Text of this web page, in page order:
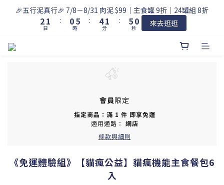
🎉五行泥真行🎉 7/8－8/31 肉泥 $99｜主食罐 9折｜24罐組 8折
3
2
1
2
1
0
日
:
1
0
6
5
4
時
:
5
4
3
2
1
0
分
:
6
5
4
1
0
秒 來去逛逛
會員限定
指定商品：滿 1 件 即享免運
適用通路： 網店
條款與細則
《免運體驗組》【貓瘋公益】貓瘋機能主食餐包6
入